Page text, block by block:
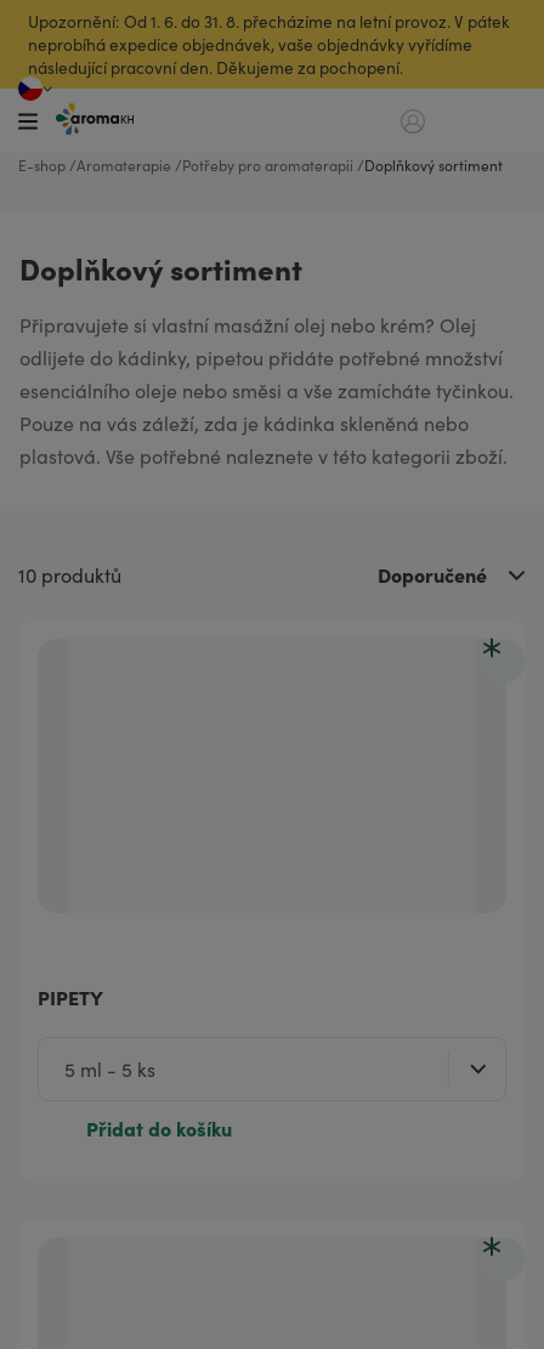
Upozornění: Od 1. 6. do 31. 8. přecházíme na letní provoz. V pátek
neprobíhá expedice objednávek, vaše objednávky vyřídíme
následující pracovní den. Děkujeme za pochopení.
E-shop Aromaterapie Potřeby pro aromaterapii Doplňkový sortiment
Doplňkový sortiment
Připravujete si vlastní masážní olej nebo krém? Olej
odlijete do kádinky, pipetou přidáte potřebné množství
esenciálního oleje nebo směsi a vše zamícháte tyčinkou.
Pouze na vás záleží, zda je kádinka skleněná nebo
plastová. Vše potřebné naleznete v této kategorii zboží.
10 produktů Doporučené
PIPETY
Přidat do košíku